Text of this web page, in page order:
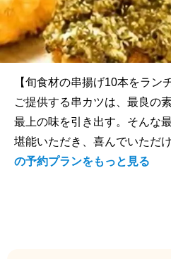
【旬食材の串揚げ10本をラン
ご提供する串カツは、最良の
最上の味を引き出す。そんな
堪能いただき、喜んでいただ
の予約プランをもっと見る